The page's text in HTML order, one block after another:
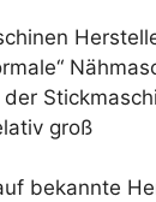
groß
bekannte